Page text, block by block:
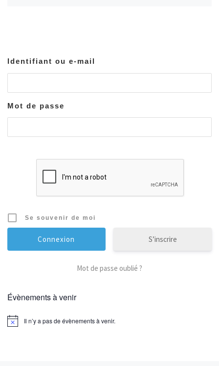
Identifiant ou e-mail
Mot de passe
Se souvenir de moi
S’inscrire
Mot de passe oublié ?
Évènements à venir
Il n’y a pas de évènements à venir.